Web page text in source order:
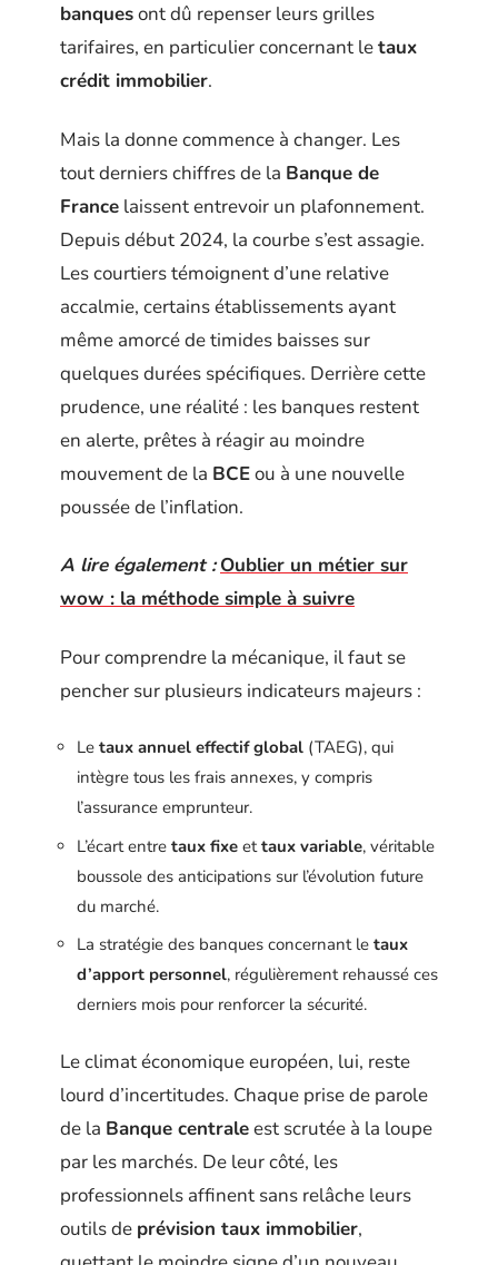
banquesont dû repenser leurs grilles
tarifaires, en particulier concernant letaux
crédit immobilier.
Mais la donne commence à changer. Les
tout derniers chiffres de la Banque de
France laissent entrevoir un plafonnement.
Depuis début 2024, la courbe s’est assagie.
Les courtiers témoignent d’une relative
accalmie, certains établissements ayant
même amorcé de timides baisses sur
quelques durées spécifiques. Derrière cette
prudence, une réalité : les banques restent
en alerte, prêtes à réagir au moindre
mouvement de la BCEou à une nouvelle
poussée de l’inflation.
A lire également : Oublier un métier sur
wow : la méthode simple à suivre
Pour comprendre la mécanique, il faut se
pencher sur plusieurs indicateurs majeurs :
Le taux annuel effectif global (TAEG), qui
intègre tous les frais annexes, y compris
l’assurance emprunteur.
L’écart entre taux fixe ettaux variable, véritable
boussole des anticipations sur l’évolution future
du marché.
La stratégie des banques concernant le taux
d’apport personnel, régulièrement rehaussé ces
derniers mois pour renforcer la sécurité.
Le climat économique européen, lui, reste
lourd d’incertitudes. Chaque prise de parole
de la Banque centraleest scrutée à la loupe
par les marchés. De leur côté, les
professionnels affinent sans relâche leurs
outils de prévision taux immobilier,